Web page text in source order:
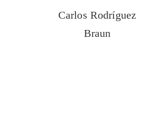
Carlos Rodríguez
Braun